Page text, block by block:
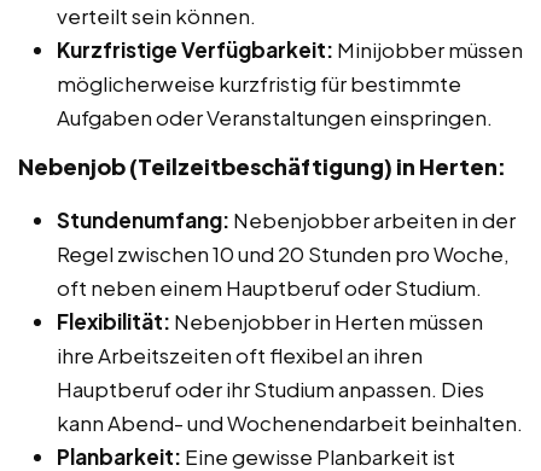
verteilt sein können.
Kurzfristige Verfügbarkeit: Minijobber müssen
möglicherweise kurzfristig für bestimmte
Aufgaben oder Veranstaltungen einspringen.
Nebenjob (Teilzeitbeschäftigung) in Herten:
Stundenumfang: Nebenjobber arbeiten in der
Regel zwischen 10 und 20 Stunden pro Woche,
oft neben einem Hauptberuf oder Studium.
Flexibilität: Nebenjobber in Herten müssen
ihre Arbeitszeiten oft flexibel an ihren
Hauptberuf oder ihr Studium anpassen. Dies
kann Abend- und Wochenendarbeit beinhalten.
Planbarkeit: Eine gewisse Planbarkeit ist